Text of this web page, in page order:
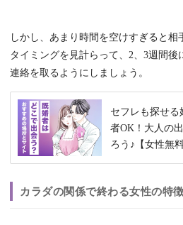
しかし、あまり時間を空けすぎると相
タイミングを見計らって、2、3週間
連絡を取るようにしましょう。
セフレも探せ
者OK！大人の
ろう♪【女性無料
カラダの関係で終わる女性の特徴